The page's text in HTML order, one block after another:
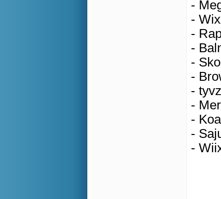
-
-
-
-
-
-
-
-
-
-
-